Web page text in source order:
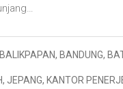
BALIKPAPAN, BANDUNG,
, JEPANG, KANTOR